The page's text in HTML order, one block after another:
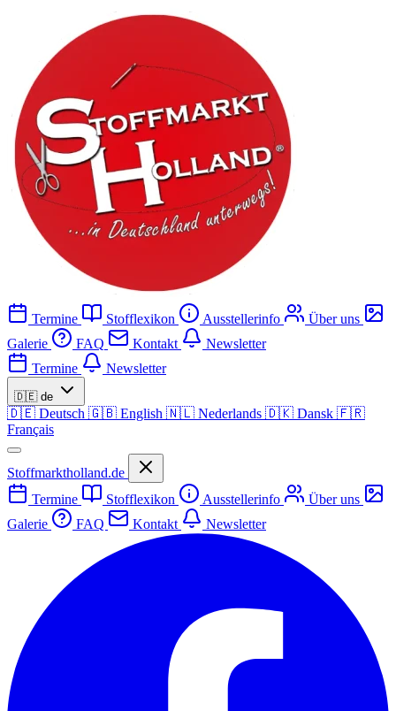
Termine Stofflexikon Ausstellerinfo
Über uns
Galerie
FAQ Kontakt
Newsletter
Termine
Newsletter
🇩🇪 de
🇩🇪 Deutsch 🇬🇧 English 🇳🇱 Nederlands 🇩🇰 Dansk 🇫🇷
Français
Stoffmarktholland.de
Termine
Stofflexikon Ausstellerinfo
Über uns
Galerie
FAQ Kontakt Newsletter